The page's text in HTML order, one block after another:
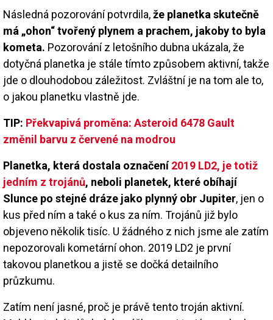
Následná pozorování potvrdila,že planetka skutečně
má „ohon“ tvořený plynem a prachem, jakoby to byla
kometa. Pozorování z letošního dubna ukázala, že
dotyčná planetka je stále tímto způsobem aktivní, takže
jde o dlouhodobou záležitost. Zvláštní je na tom ale to,
o jakou planetku vlastně jde.
TIP: Překvapivá proměna: Asteroid 6478 Gault
změnil barvu z červené na modrou
Planetka, která dostala označení2019 LD2, je totiž
jedním z trojánů, neboli planetek, které obíhají
Slunce po stejné dráze jako plynný obr Jupiter, jen o
kus před ním a také o kus za ním. Trojánů již bylo
objeveno několik tisíc. U žádného z nich jsme ale zatím
nepozorovali kometární ohon. 2019 LD2 je první
takovou planetkou a jistě se dočká detailního
průzkumu.
Zatím není jasné, proč je právě tento troján aktivní.